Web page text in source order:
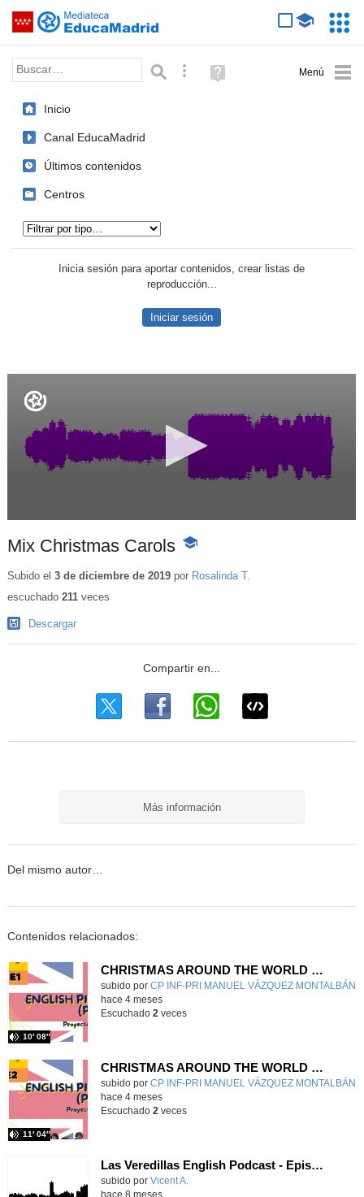
Saltar navegación
Palabra o frase: Búsqueda avanzada
Ayuda
(en
Inicio
Canal EducaMadrid
Últimos contenidos
Centros
Inicia sesión para aportar contenidos, crear listas de
reproducción...
Iniciar sesión
Mix Christmas Carols -
educativo
Subido el 3 de diciembre de 2019por Rosalinda T.
escuchado 211veces
Descargar
Más información
Del mismo autor…
Contenidos relacionados:
CHRISTMAS AROUND THE WORLD PART 1
Contenido educativo.
subido por CP INF-PRI MANUEL VÁZQUEZ MONTALBÁN
10′ 08″
hace 4 meses
Escuchado 2 veces
CHRISTMAS AROUND THE WORLD PART 2
Contenido educativo.
subido por CP INF-PRI MANUEL VÁZQUEZ MONTALBÁN
11′ 04″
hace 4 meses
Escuchado 2 veces
Las Veredillas English Podcast - Episode 2 - Christmas Edition
Contenido educativo.
subido por Vicent A.
hace 8 meses